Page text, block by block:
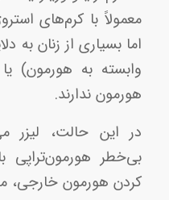
معمولاً با کرم‌های
اما بسیاری از زنان به
وابسته به هورمون)
هورمون ندارند.
در این حالت، لیزر
بی‌خطر هورمون‌تراپی
کردن هورمون خارجی،